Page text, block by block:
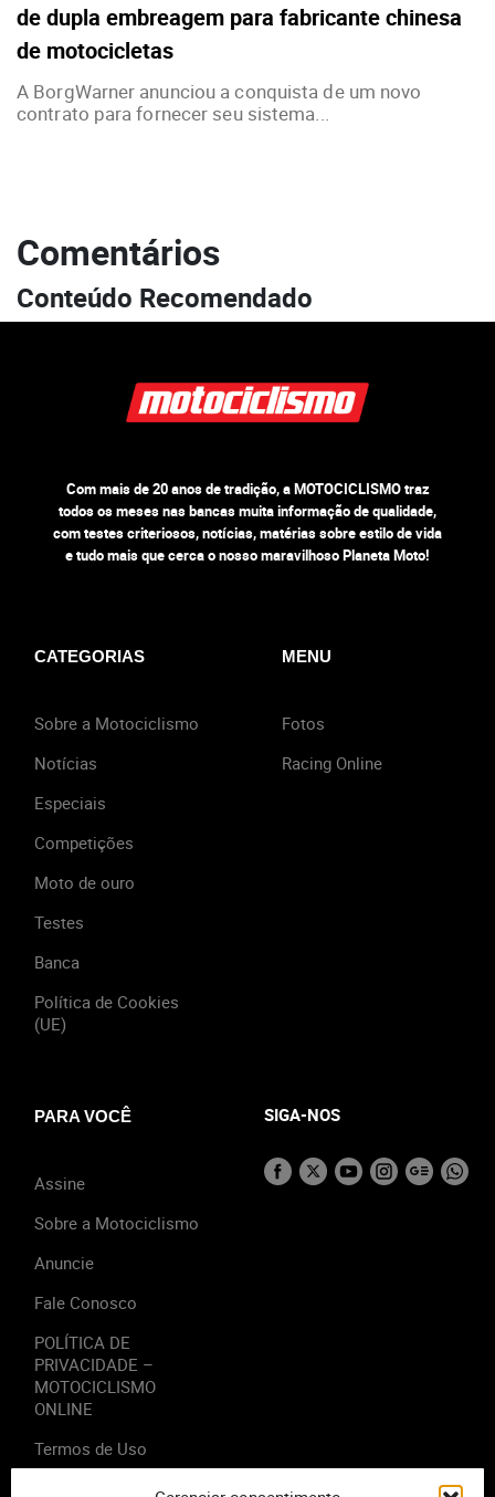
de dupla embreagem para fabricante chinesa
de motocicletas
A BorgWarner anunciou a conquista de um novo
contrato para fornecer seu sistema...
Comentários
Conteúdo Recomendado
Com mais de 20 anos de tradição, a MOTOCICLISMO traz
todos os meses nas bancas muita informação de qualidade,
com testes criteriosos, notícias, matérias sobre estilo de vida
e tudo mais que cerca o nosso maravilhoso Planeta Moto!
CATEGORIAS
Sobre a Motociclismo
Notícias
Especiais
Competições
Moto de ouro
Testes
Banca
Política de Cookies
(UE)
MENU
Fotos
Racing Online
PARA VOCÊ
Assine
Sobre a Motociclismo
Anuncie
Fale Conosco
POLÍTICA DE
PRIVACIDADE –
MOTOCICLISMO
ONLINE
Termos de Uso
SIGA-NOS